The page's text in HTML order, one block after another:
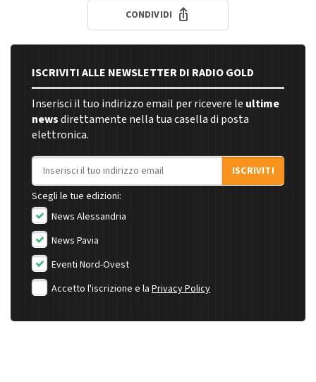
CONDIVIDI
ISCRIVITI ALLE NEWSLETTER DI RADIO GOLD
Inserisci il tuo indirizzo email per ricevere le ultime
newsdirettamente nella tua casella di posta
elettronica.
Indirizzo email
ISCRIVITI
Scegli le tue edizioni:
News Alessandria
News Pavia
Eventi Nord-Ovest
Accetto l'iscrizione e la Privacy Policy